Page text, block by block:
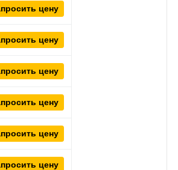
цену
цену
цену
цену
цену
цену